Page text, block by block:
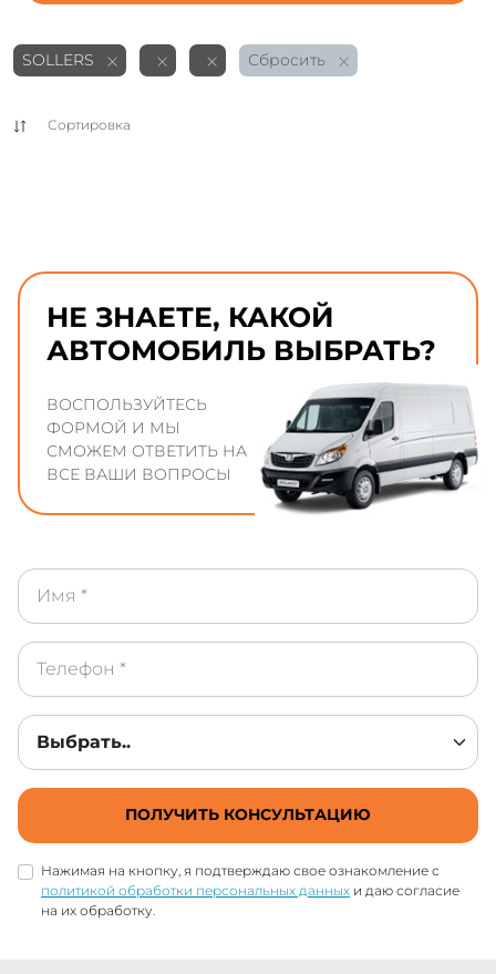
SOLLERS Сбросить
Сортировка
НЕ ЗНАЕТЕ, КАКОЙ
АВТОМОБИЛЬ ВЫБРАТЬ?
ВОСПОЛЬЗУЙТЕСЬ
ФОРМОЙ И МЫ
СМОЖЕМ ОТВЕТИТЬ НА
ВСЕ ВАШИ ВОПРОСЫ
ПОЛУЧИТЬ КОНСУЛЬТАЦИЮ
Нажимая на кнопку, я подтверждаю свое ознакомление с
политикой обработки персональных данных и даю согласие
на их обработку.